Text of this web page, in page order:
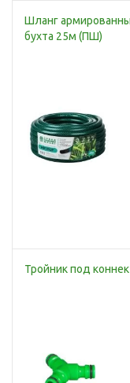
Шланг
бухта 25м (ПШ)
Тройник под